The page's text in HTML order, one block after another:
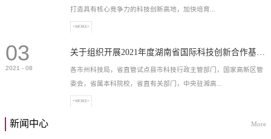
打造具有核心竞争力的科技创新高地，加快培育...
高新技术企业，充分...
+MORE+
03
2021 - 08
关于组织开展2021年度湖南省国际科技创新合作基地申报工作的通知
各市州科技局，省直管试点县市科技行政主管部门，国家高新区管
委会，省属本科院校，省直有关部门，中央驻湘高...
+MORE+
新闻中心 More